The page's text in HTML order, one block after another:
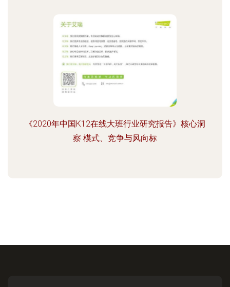
《2020年中国K12在线大班行业研究报告》核心洞
察 模式、竞争与风向标